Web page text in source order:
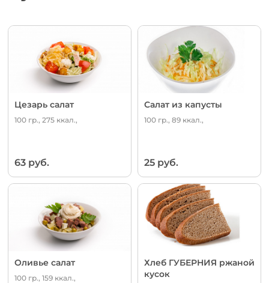
Цезарь салат
100 гр., 275 ккал.,
63 руб.
Салат из капусты
100 гр., 89 ккал.,
25 руб.
Оливье салат
100 гр., 159 ккал.,
Хлеб ГУБЕРНИЯ ржаной
кусок